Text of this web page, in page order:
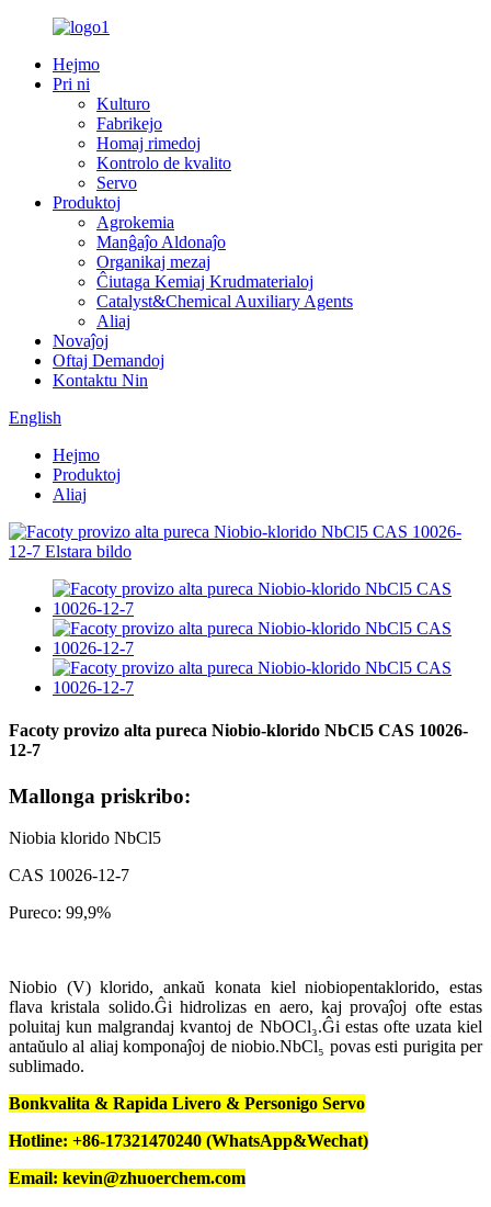
Hejmo
Pri ni
Kulturo
Fabrikejo
Homaj rimedoj
Kontrolo de kvalito
Servo
Produktoj
Agrokemia
Manĝaĵo Aldonaĵo
Organikaj mezaj
Ĉiutaga Kemiaj Krudmaterialoj
Catalyst&Chemical Auxiliary Agents
Aliaj
Novaĵoj
Oftaj Demandoj
Kontaktu Nin
English
Hejmo
Produktoj
Aliaj
Facoty provizo alta pureca Niobio-klorido NbCl5 CAS 10026-
12-7
Mallonga priskribo:
Niobia klorido NbCl5
CAS 10026-12-7
Pureco: 99,9%
Niobio (V) klorido, ankaŭ konata kiel niobiopentaklorido, estas
flava kristala solido.Ĝi hidrolizas en aero, kaj provaĵoj ofte estas
poluitaj kun malgrandaj kvantoj de NbOCl₃.Ĝi estas ofte uzata kiel
antaŭulo al aliaj komponaĵoj de niobio.NbCl₅ povas esti purigita per
sublimado.
Bonkvalita & Rapida Livero & Personigo Servo
Hotline: +86-17321470240 (WhatsApp&Wechat)
Email: kevin@zhuoerchem.com